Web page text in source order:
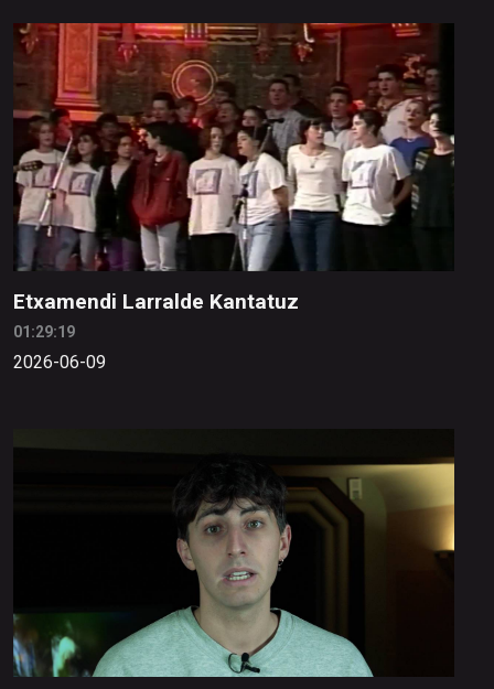
Etxamendi Larralde Kantatuz
01:29:19
2026-06-09